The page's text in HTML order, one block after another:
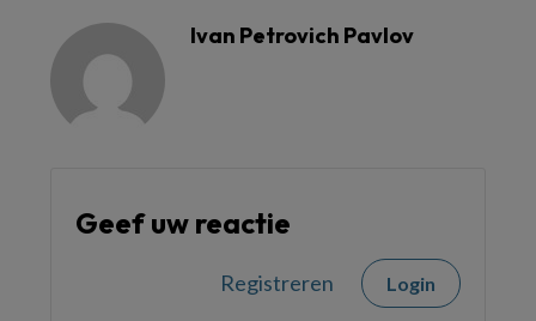
Ivan Petrovich Pavlov
Geef uw reactie
Registreren Login